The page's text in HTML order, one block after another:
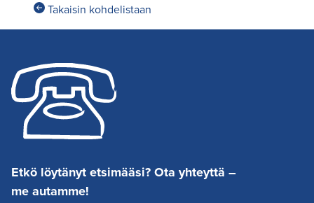
Takaisin kohdelistaan
Etkö löytänyt etsimääsi? Ota yhteyttä –
me autamme!